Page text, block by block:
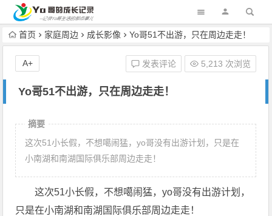
首页 家庭周边 成长影像 Yo哥51不出游，只在周边走走！
Yo哥51不出游，只在周边走走！
发表评论 5,213 次浏览
A+
摘要
这次51小长假，不想噶闹猛，yo哥没有出游计划，只是在
小南湖和南湖国际俱乐部周边走走！
这次51小长假，不想噶闹猛，yo哥没有出游计划，
只是在小南湖和南湖国际俱乐部周边走走！